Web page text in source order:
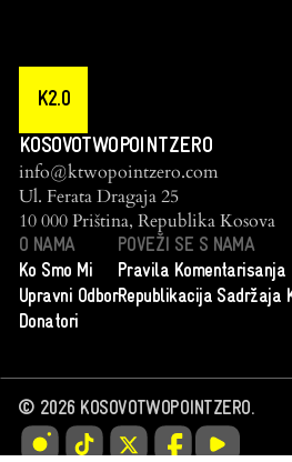
K2.0
KOSOVOTWOPOINTZERO
info@ktwopointzero.com
Ul. Ferata Dragaja 25
10 000 Priština, Republika Kosova
O NAMA
Ko Smo Mi
Upravni Odbor
Donatori
POVEŽI SE S NAMA
Pravila Komentarisanja
Republikacija Sadržaja
© 2026KOSOVOTWOPOINTZERO.